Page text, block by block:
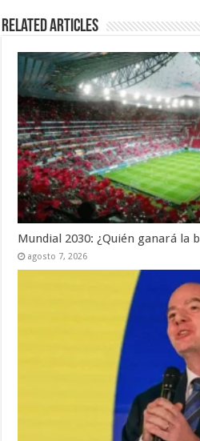
Related Articles
Mundial 2030: ¿Quién ganará la
agosto 7, 2026